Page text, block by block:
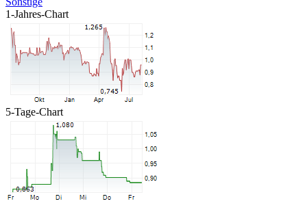
1-Jahres-Chart
5-Tage-Chart